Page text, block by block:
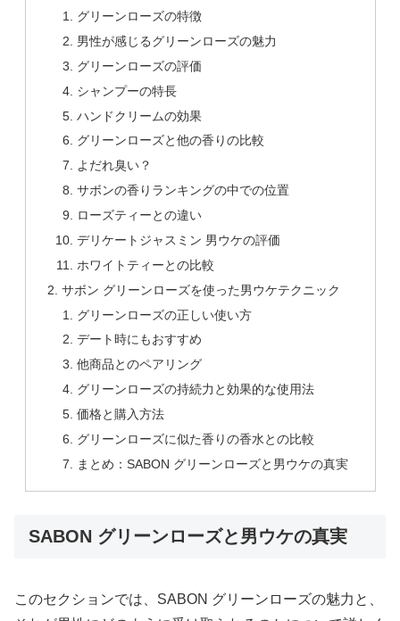
グリーンローズの特徴
男性が感じるグリーンローズの魅力
グリーンローズの評価
シャンプーの特長
ハンドクリームの効果
グリーンローズと他の香りの比較
よだれ臭い？
サボンの香りランキングの中での位置
ローズティーとの違い
デリケートジャスミン 男ウケの評価
ホワイトティーとの比較
サボン グリーンローズを使った男ウケテクニック
グリーンローズの正しい使い方
デート時にもおすすめ
他商品とのペアリング
グリーンローズの持続力と効果的な使用法
価格と購入方法
グリーンローズに似た香りの香水との比較
まとめ：SABON グリーンローズと男ウケの真実
SABON グリーンローズと男ウケの真実
このセクションでは、SABON グリーンローズの魅力と、